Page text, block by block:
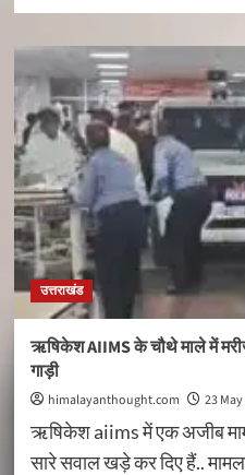
मुख्य
सचिव
ने
दिए
निर्देश,
भविष्य
चारधाम
यात्रा
प्रबन्धन
की
रणनीति
हेतु
कमेटी
उत्तराखंड
ऋषिकेश AIIMS के चौथे माले में
गाड़ी
himalayanthought.com 23
ऋषिकेश aiims में एक अजीब
सारे सवाल खड़े कर दिए हैं..